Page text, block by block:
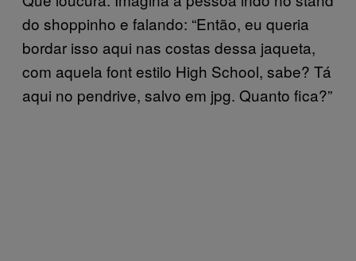
do shoppinho e falando: “Então, eu queria
bordar isso aqui nas costas dessa jaqueta,
com aquela font estilo High School, sabe? Tá
aqui no pendrive, salvo em jpg. Quanto fica?”